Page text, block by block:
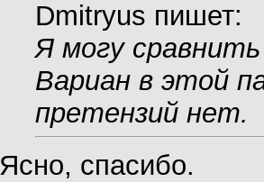
Dmitryus пишет:
Я могу
Вариан в этой
претензий нет.
Ясно, спасибо.